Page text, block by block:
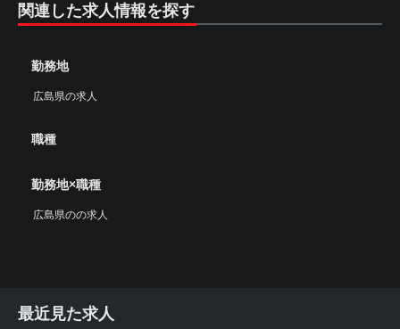
関連した求人情報を探す
勤務地
広島県の求人
職種
勤務地×職種
広島県のの求人
最近見た求人